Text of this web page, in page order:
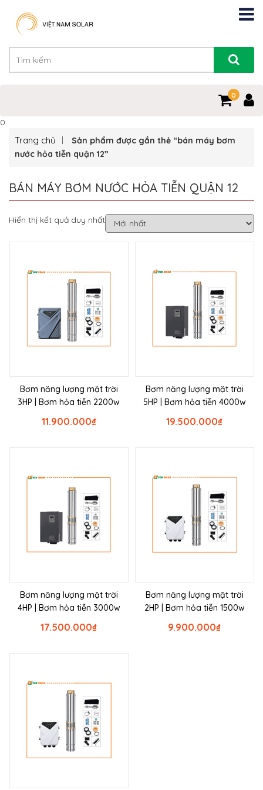
0
0
Trang chủ
Sản phẩm được gắn thẻ “bán máy bơm
nước hỏa tiễn quận 12”
BÁN MÁY BƠM NƯỚC HỎA TIỄN QUẬN 12
Hiển thị kết quả duy nhất
Bơm năng lượng mặt trời
3HP | Bơm hỏa tiễn 2200w
₫
11.900.000
Bơm năng lượng mặt trời
5HP | Bơm hỏa tiễn 4000w
₫
19.500.000
Bơm năng lượng mặt trời
4HP | Bơm hỏa tiễn 3000w
₫
17.500.000
Bơm năng lượng mặt trời
2HP | Bơm hỏa tiễn 1500w
₫
9.900.000